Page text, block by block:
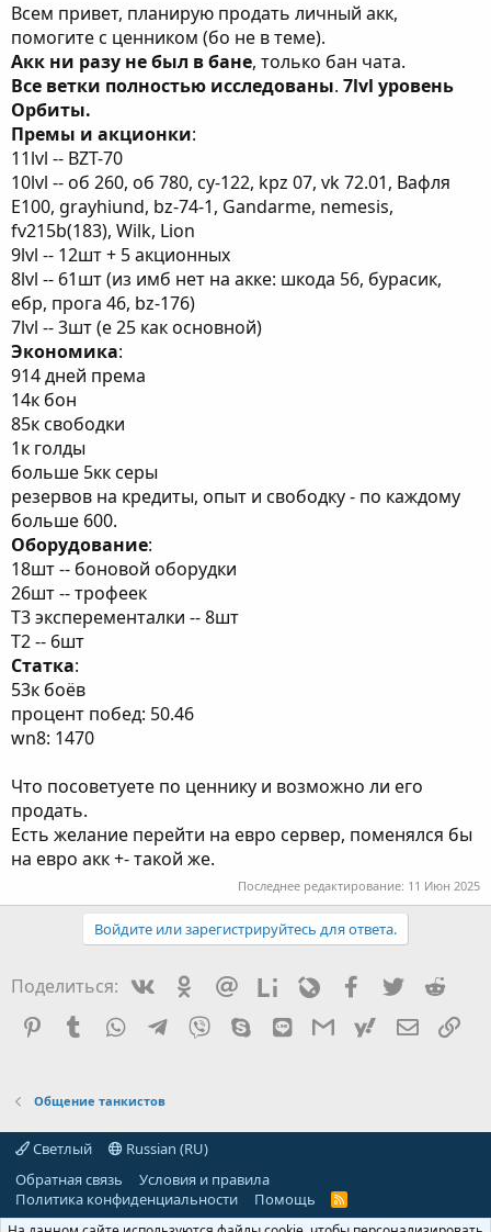
а
Всем привет, планирую продать личный акк,
помогите с ценником (бо не в теме).
Акк ни разу не был в бане, только бан чата.
Все ветки полностью исследованы. 7lvl уровень
Орбиты.
Премы и акционки:
11lvl -- BZT-70
10lvl -- об 260, об 780, су-122, kpz 07, vk 72.01, Вафля
E100, grayhiund, bz-74-1, Gandarme, nemesis,
fv215b(183), Wilk, Lion
9lvl -- 12шт + 5 акционных
8lvl -- 61шт (из имб нет на акке: шкода 56, бурасик,
ебр, прога 46, bz-176)
7lvl -- 3шт (е 25 как основной)
Экономика:
914 дней према
14к бон
85к свободки
1к голды
больше 5кк серы
резервов на кредиты, опыт и свободку - по каждому
больше 600.
Оборудование:
18шт -- боновой оборудки
26шт -- трофеек
Т3 эксперементалки -- 8шт
Т2 -- 6шт
Статка:
53к боёв
процент побед: 50.46
wn8: 1470
Что посоветуете по ценнику и возможно ли его
продать.
Есть желание перейти на евро сервер, поменялся бы
на евро акк +- такой же.
Последнее редактирование: 11 Июн 2025
Войдите или зарегистрируйтесь для ответа.
Поделиться: VkontakteOdnoklassniki
Mail.ruLiveinternetLivejournalFacebook
Twitter
Pinterest
Tumblr WhatsAppTelegram
Viber Skype LineGmailyahoomail
Общение танкистов
Светлый
Russian (RU)
Обратная связь
Условия и правила
Политика конфиденциальности
Помощь
R
S